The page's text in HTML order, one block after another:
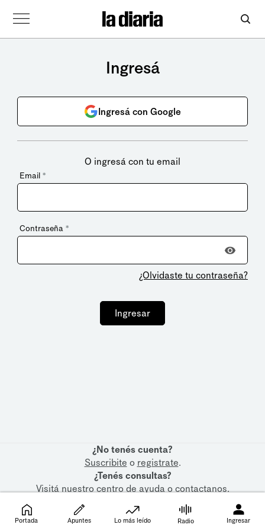
Ingresá
Ingresá con Google
O ingresá con tu email
Email *
Contraseña *
¿Olvidaste tu contraseña?
Ingresar
¿No tenés cuenta?
Suscribite o registrate.
¿Tenés consultas?
Visitá nuestrocentro de ayudaocontactanos.
Portada Apuntes Lo más leído Radio Ingresar